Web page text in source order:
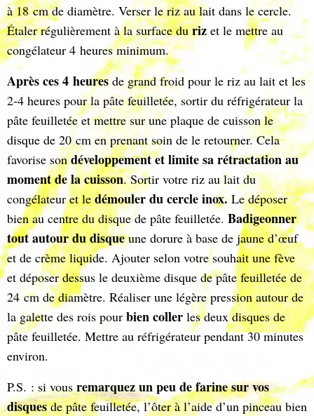
à 18 cm de diamètre. Verser le riz au lait dans le cercle.
Étaler régulièrement à la surface duriz et le mettre au
congélateur 4 heures minimum.
Après ces 4 heures de grand froid pour le riz au lait et les
2-4 heures pour la pâte feuilletée, sortir du réfrigérateur la
pâte feuilletée et mettre sur une plaque de cuisson le
disque de 20 cm en prenant soin de le retourner. Cela
favorise sondéveloppement et limite sa rétractation au
moment de la cuisson. Sortir votre riz au lait du
congélateur et ledémouler du cercle inox.Le déposer
bien au centre du disque de pâte feuilletée. Badigeonner
tout autour du disqueune dorure à base de jaune d’œuf
et de crème liquide. Ajouter selon votre souhait une fève
et déposer dessus le deuxième disque de pâte feuilletée de
24 cm de diamètre. Réaliser une légère pression autour de
la galette des rois pour bien coller les deux disques de
pâte feuilletée. Mettre au réfrigérateur pendant 30 minutes
environ.
P.S. : si vousremarquez un peu de farine sur vos
disquesde pâte feuilletée, l’ôter à l’aide d’un pinceau bien